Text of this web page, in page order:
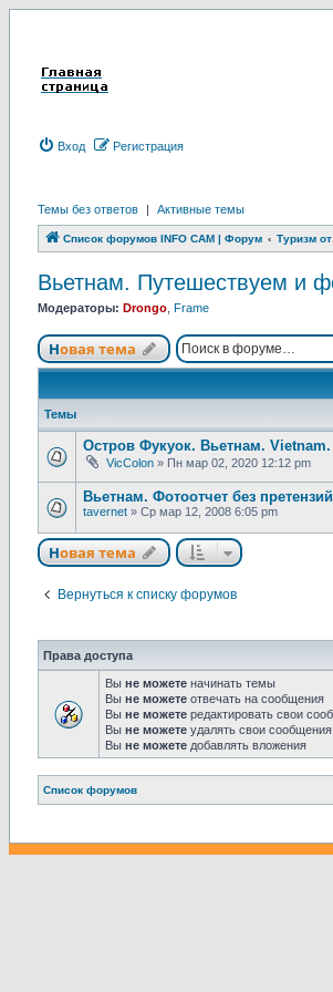
Вход Регистрация
Темы без ответов | Активные темы
Список форумов INFO CAM | Форум Туризм
Вьетнам. Путешествуем и
Модераторы: Drongo Frame
Новая тема
Новая тема
Темы
Остров Фукуок. Вьетнам. Vietnam.
VicColon » Пн мар 02, 2020 12:12 pm
Вьетнам. Фотоотчет без
tavernet » Ср мар 12, 2008 6:05 pm
Новая тема
Новая тема
Вернуться к списку форумов
Права доступа
Вы не можете начинать темы
Вы не можете отвечать на сообщения
Вы не можете редактировать свои
Вы не можете удалять свои сообщения
Вы не можете добавлять вложения
Список форумов
Связаться с